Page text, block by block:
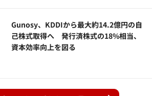
Gunosy、KDDIから最大約14.2億円の自
己株式取得へ 発行済株式の18%相当、
資本効率向上を図る